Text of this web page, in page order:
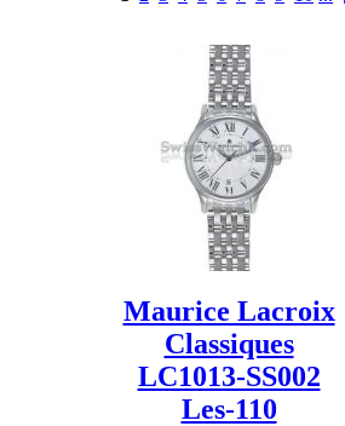
Maurice Lacroix
Classiques
LC1013-SS002
Les-110